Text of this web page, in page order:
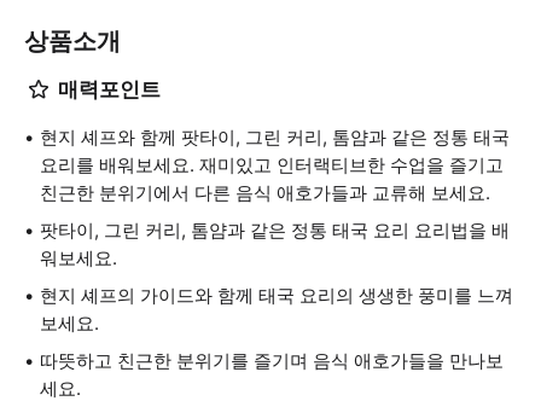
상품소개
매력포인트
현지 셰프와 함께 팟타이, 그린 커리, 톰얌과 같은 정통 태국
요리를 배워보세요. 재미있고 인터랙티브한 수업을 즐기고
친근한 분위기에서 다른 음식 애호가들과 교류해 보세요.
팟타이, 그린 커리, 톰얌과 같은 정통 태국 요리 요리법을 배
워보세요.
현지 셰프의 가이드와 함께 태국 요리의 생생한 풍미를 느껴
보세요.
따뜻하고 친근한 분위기를 즐기며 음식 애호가들을 만나보
세요.